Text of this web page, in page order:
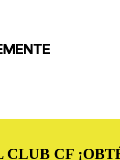
CLUB CF